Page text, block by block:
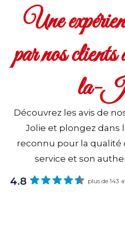
Une
par nos
la-
Découvrez les avis de
Jolie et plongez dans
reconnu pour la qualité
service et son
4.8 plus de 143